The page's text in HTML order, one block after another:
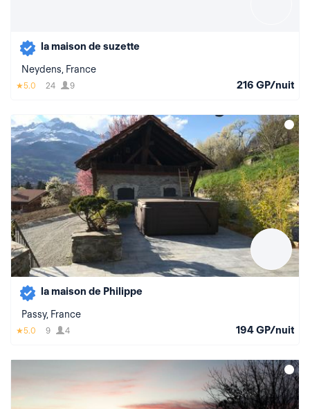
la maison de suzette
Neydens, France
5.0 24 9 216 GP/nuit
la maison de Philippe
Passy, France
5.0 9 4 194 GP/nuit